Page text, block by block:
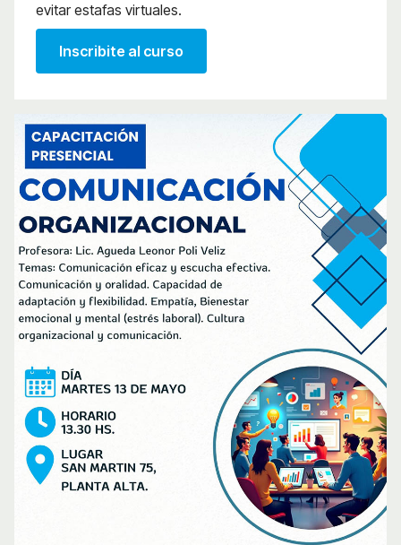
evitar estafas virtuales.
Inscribite al curso